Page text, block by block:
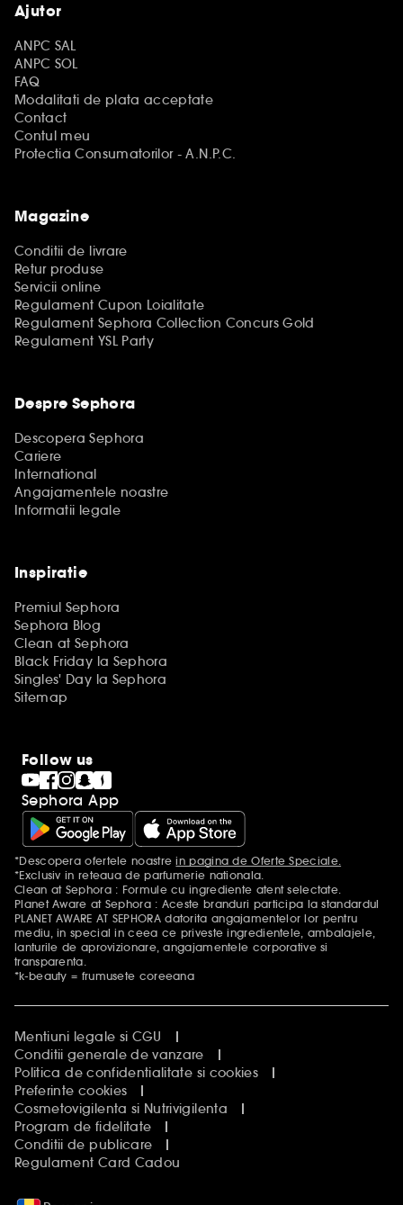
Ajutor
ANPC SAL
ANPC SOL
FAQ
Modalitati de plata acceptate
Contact
Contul meu
Protectia Consumatorilor - A.N.P.C.
Magazine
Conditii de livrare
Retur produse
Servicii online
Regulament Cupon Loialitate
Regulament Sephora Collection Concurs Gold
Regulament YSL Party
Despre Sephora
Descopera Sephora
Cariere
International
Angajamentele noastre
Informatii legale
Inspiratie
Premiul Sephora
Sephora Blog
Clean at Sephora
Black Friday la Sephora
Singles' Day la Sephora
Sitemap
Follow us
Sephora App
Mentiuni aditionale
*Descopera ofertele noastrein pagina de Oferte Speciale.
*Exclusiv in reteaua de parfumerie nationala.
Clean at Sephora : Formule cu ingrediente atent selectate.
Planet Aware at Sephora : Aceste branduri participa la standardul
PLANET AWARE AT SEPHORA datorita angajamentelor lor pentru
mediu, in special in ceea ce priveste ingredientele, ambalajele,
lanturile de aprovizionare, angajamentele corporative si
transparenta.
*k-beauty = frumusete coreeana
Mentiuni legale si CGU
Conditii generale de vanzare
Politica de confidentialitate si cookies
Preferinte cookies
Cosmetovigilenta si Nutrivigilenta
Program de fidelitate
Conditii de publicare
Regulament Card Cadou